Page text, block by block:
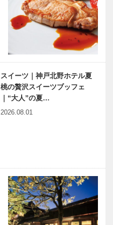
スイーツ｜神戸北野ホテル夏
桃の贅沢スイーツブッフェ
｜“大人”の夏…
2026.08.01